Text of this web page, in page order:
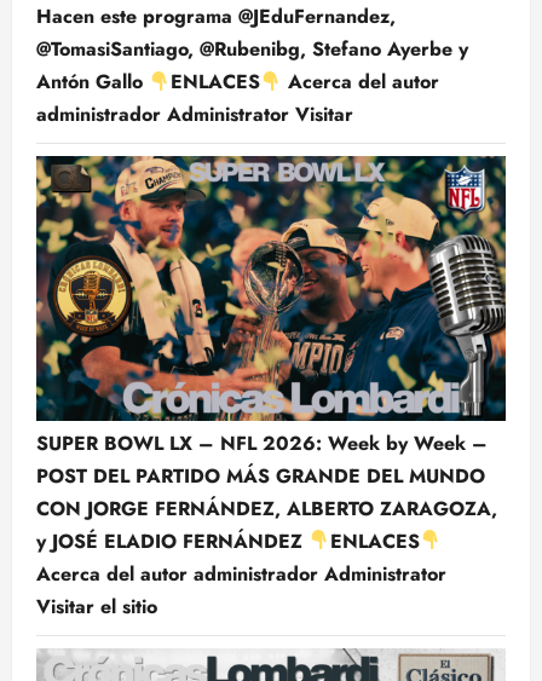
Hacen este programa @JEduFernandez,
@TomasiSantiago, @Rubenibg, Stefano Ayerbe y
Antón Gallo
ENLACES
Acerca del autor
administrador Administrator Visitar
SUPER BOWL LX – NFL 2026: Week by Week –
POST DEL PARTIDO MÁS GRANDE DEL MUNDO
CON JORGE FERNÁNDEZ, ALBERTO ZARAGOZA,
y JOSÉ ELADIO FERNÁNDEZ
ENLACES
Acerca del autor administrador Administrator
Visitar el sitio